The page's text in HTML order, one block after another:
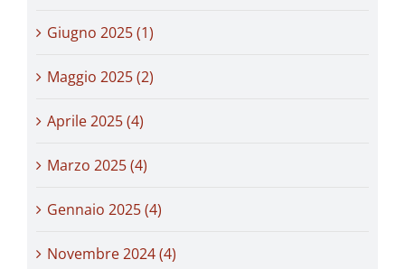
Giugno 2025 (1)
Maggio 2025 (2)
Aprile 2025 (4)
Marzo 2025 (4)
Gennaio 2025 (4)
Novembre 2024 (4)